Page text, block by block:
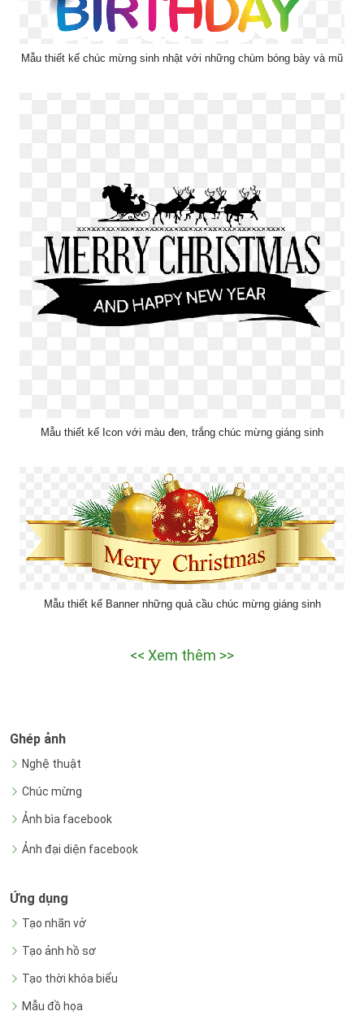
Mẫu thiết kế chúc mừng sinh nhật với những chùm bóng bày và mũ
Mẫu thiết kế Icon với màu đen, trắng chúc mừng giáng sinh
Mẫu thiết kế Banner những quả cầu chúc mừng giáng sinh
<< Xem thêm >>
Ghép ảnh
Ảnh bìa facebook
Ảnh đại diện facebook
Ứng dụng
Tạo nhãn vở
Tạo ảnh hồ sơ
Tạo thời khóa biểu
Mẫu đồ họa